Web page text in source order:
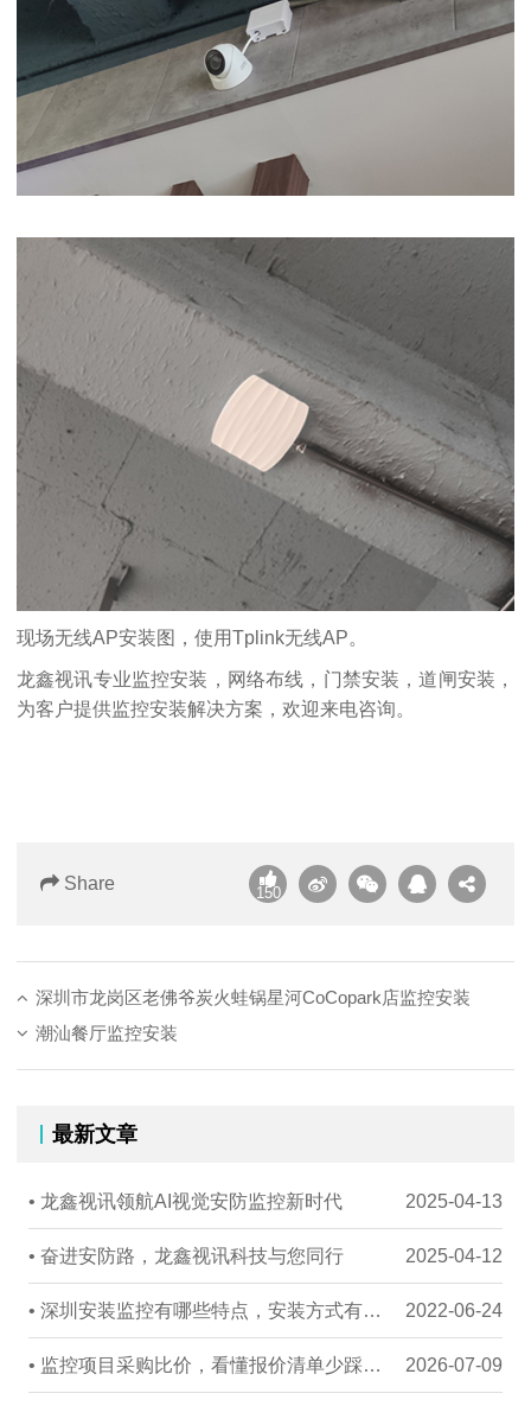
现场无线AP安装图，使用Tplink无线AP。
龙鑫视讯专业监控安装，网络布线，门禁安装，道闸安装，
为客户提供监控安装解决方案，欢迎来电咨询。
Share 150
深圳市龙岗区老佛爷炭火蛙锅星河CoCopark店监控安装
潮汕餐厅监控安装
最新文章
2025-04-13
• 龙鑫视讯领航AI视觉安防监控新时代
2025-04-12
• 奋进安防路，龙鑫视讯科技与您同行
2022-06-24
2026-07-09